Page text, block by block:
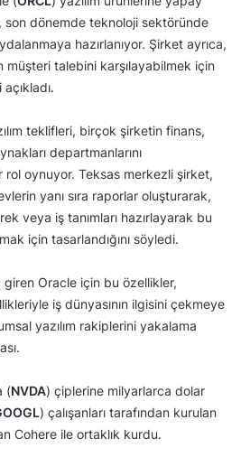
dönemde teknoloji sektöründe
hazırlanıyor. Şirket ayrıca,
müşteri talebini karşılayabilmek için
teklifleri, birçok şirketin finans,
departmanlarını
oynuyor. Teksas merkezli şirket,
yanı sıra raporlar oluşturarak,
veya iş tanımları hazırlayarak bu
için tasarlandığını söyledi.
giren Oracle için bu özellikler,
iş dünyasının ilgisini çekmeye
yazılım rakiplerini yakalama
(NVDA) çiplerine milyarlarca dolar
) çalışanları tarafından kurulan
Cohere ile ortaklık kurdu.